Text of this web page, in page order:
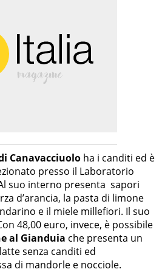
Canavacciuolo ha i canditi ed è
presso il Laboratorio
suo interno presenta sapori
d’arancia, la pasta di limone
e il miele millefiori. Il suo
48,00 euro, invece, è possibile
al Gianduia che presenta un
senza canditi ed
di mandorle e nocciole.